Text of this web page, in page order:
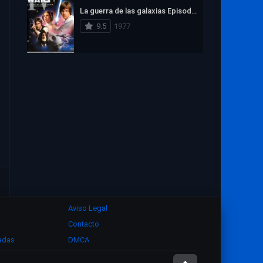
La guerra de las galaxias Episodio IV: Una nueva esperanza
9.5
1977
Aviso Legal
Contacto
DMCA